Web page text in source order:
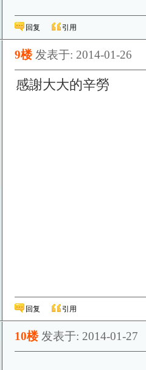
回复 引用
9楼 发表于: 2014-01-26
感謝大大的辛勞
回复 引用
10楼 发表于: 2014-01-27